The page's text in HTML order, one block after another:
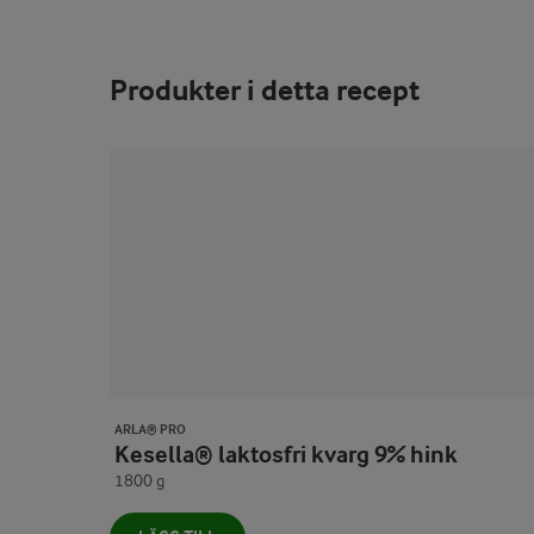
Produkter i detta recept
ARLA® PRO
Kesella® laktosfri kvarg 9% hink
1800 g